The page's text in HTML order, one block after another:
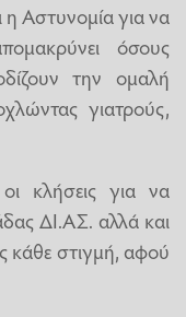
η Αστυνομία για να
όσους
την ομαλή
γιατρούς,
οι κλήσεις για να
ΔΙ.ΑΣ. αλλά και
κάθε στιγμή, αφού